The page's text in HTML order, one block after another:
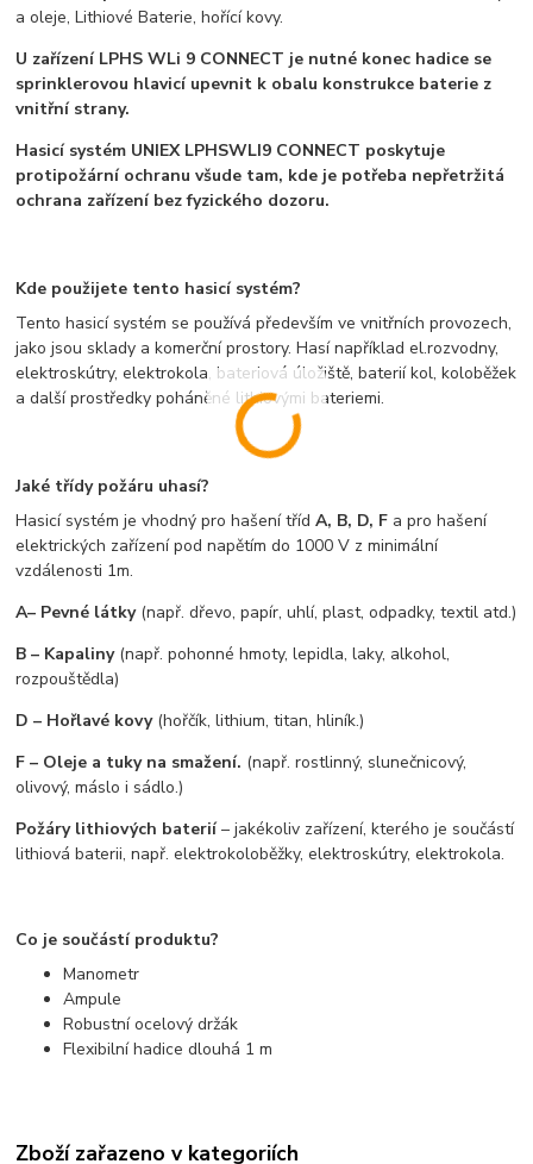
a oleje, Lithiové Baterie, hořící kovy.
U zařízení LPHS WLi 9 CONNECT je nutné konec hadice se
sprinklerovou hlavicí upevnit k obalu konstrukce baterie z
vnitřní strany.
Hasicí systém UNIEX LPHSWLI9 CONNECT poskytuje
protipožární ochranu všude tam, kde je potřeba nepřetržitá
ochrana zařízení bez fyzického dozoru.
Kde použijete tento hasicí systém?
Tento hasicí systém se používá především ve vnitřních provozech,
jako jsou sklady a komerční prostory. Hasí například el.rozvodny,
elektroskútry, elektrokola, bateriová úložiště, baterií kol, koloběžek
a další prostředky poháněné lithiovými bateriemi.
Jaké třídy požáru uhasí?
Hasicí systém je vhodný pro hašení třídA, B, D, F a pro hašení
elektrických zařízení pod napětím do 1000 V z minimální
vzdálenosti 1m.
A– Pevné látky(např. dřevo, papír, uhlí, plast, odpadky, textil atd.)
B – Kapaliny(např. pohonné hmoty, lepidla, laky, alkohol,
rozpouštědla)
D – Hořlavé kovy(hořčík, lithium, titan, hliník.)
F – Oleje a tuky na smažení. (např. rostlinný, slunečnicový,
olivový, máslo i sádlo.)
Požáry lithiových baterií– jakékoliv zařízení, kterého je součástí
lithiová baterii, např. elektrokoloběžky, elektroskútry, elektrokola.
Co je součástí produktu?
Manometr
Ampule
Robustní ocelový držák
Flexibilní hadice dlouhá 1 m
Zboží zařazeno v kategoriích